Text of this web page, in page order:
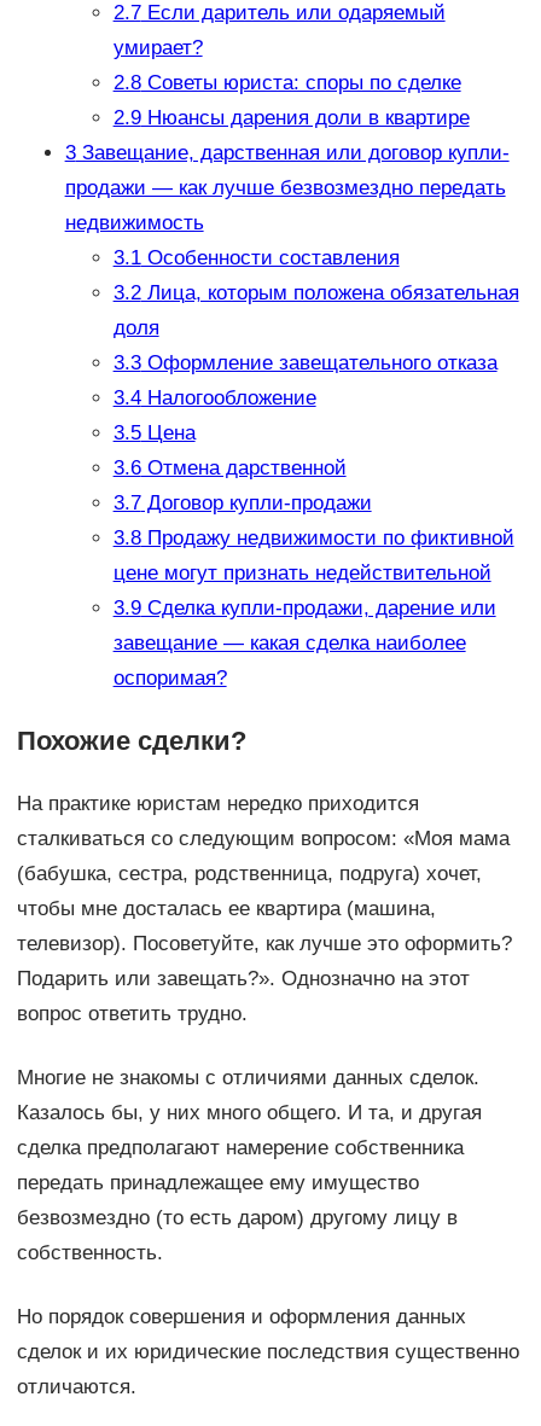
2.7Если даритель или одаряемый
умирает?
2.8Советы юриста: споры по сделке
2.9Нюансы дарения доли в квартире
3Завещание, дарственная или договор купли-
продажи — как лучше безвозмездно передать
недвижимость
3.1Особенности составления
3.2Лица, которым положена обязательная
доля
3.3Оформление завещательного отказа
3.4Налогообложение
3.5Цена
3.6Отмена дарственной
3.7Договор купли-продажи
3.8Продажу недвижимости по фиктивной
цене могут признать недействительной
3.9Сделка купли-продажи, дарение или
завещание — какая сделка наиболее
оспоримая?
Похожие сделки?
На практике юристам нередко приходится
сталкиваться со следующим вопросом: «Моя мама
(бабушка, сестра, родственница, подруга) хочет,
чтобы мне досталась ее квартира (машина,
телевизор). Посоветуйте, как лучше это оформить?
Подарить или завещать?». Однозначно на этот
вопрос ответить трудно.
Многие не знакомы с отличиями данных сделок.
Казалось бы, у них много общего. И та, и другая
сделка предполагают намерение собственника
передать принадлежащее ему имущество
безвозмездно (то есть даром) другому лицу в
собственность.
Но порядок совершения и оформления данных
сделок и их юридические последствия существенно
отличаются.